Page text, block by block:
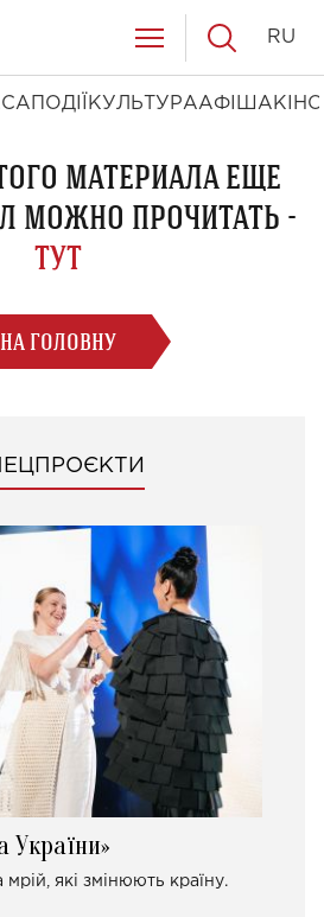
ПОДІЇ КУЛЬТУРААФІША КІНО
RU
МАТЕРИАЛА ЕЩЕ
МОЖНО ПРОЧИТАТЬ -
ТУТ
НА ГОЛОВНУ
України»
мрій, які змінюють країну.